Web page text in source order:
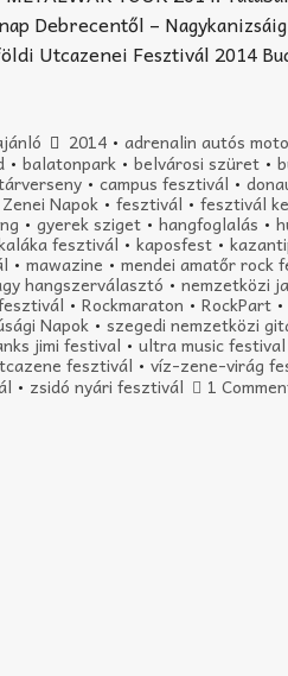
Debrecentől –
Utcazenei Fesztivál 2014
2014 •adrenalin autós
•balatonpark •belvárosi szüret •
•campus fesztivál •
Napok •fesztivál •fesztivál
•gyerek sziget •hangfoglalás •
fesztivál •kaposfest •
•mawazine •mendei amatőr rock
hangszerválasztó •nemzetközi
•Rockmaraton •RockPart
Napok •szegedi nemzetközi
jimi festival •ultra music festival
fesztivál •víz-zene-virág
• zsidó nyári fesztivál 1